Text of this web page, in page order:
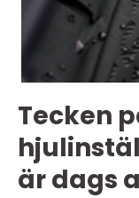
Tecken
är dags